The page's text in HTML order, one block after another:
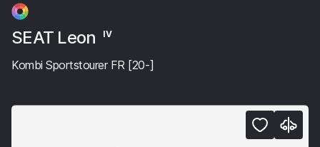
SEAT Leon IV
Kombi Sportstourer FR [20-]